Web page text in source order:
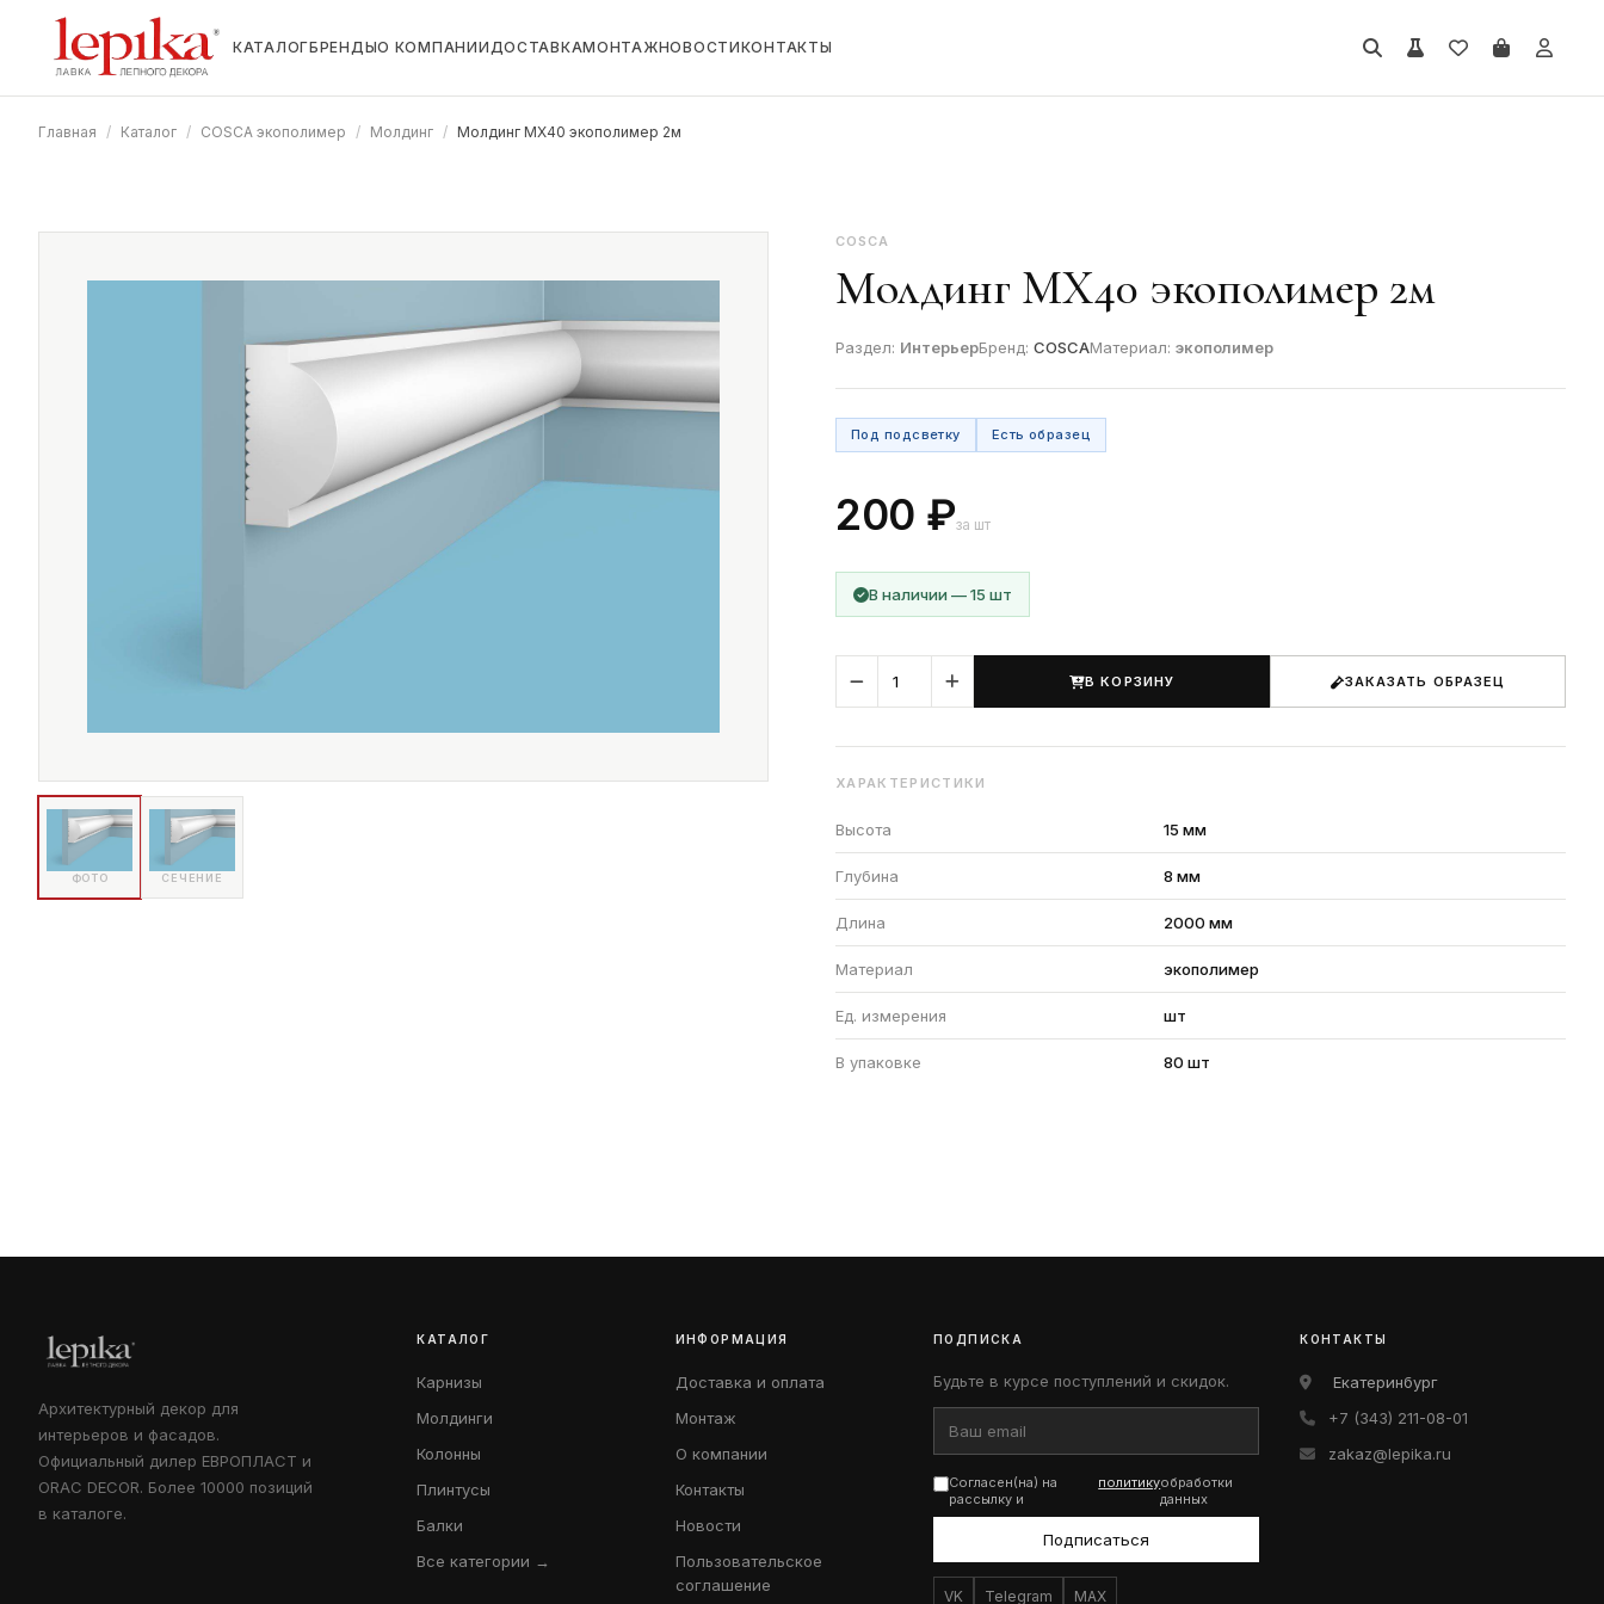
КАТАЛОГБРЕНДЫО КОМПАНИИДОСТАВКАМОНТАЖНОВОСТИКОНТАКТЫ
Главная / Каталог / COSCA экополимер / Молдинг / Молдинг MX40 экополимер 2м
ФОТО СЕЧЕНИЕ
COSCA
Молдинг MX40 экополимер 2м
Раздел: ИнтерьерБренд: COSCAМатериал: экополимер
Под подсветку Есть образец
200 ₽за шт
В наличии — 15 шт
В КОРЗИНУ ЗАКАЗАТЬ ОБРАЗЕЦ
ХАРАКТЕРИСТИКИ
Высота 15 мм
Глубина 8 мм
Длина 2000 мм
Материал экополимер
Ед. измерения шт
В упаковке 80 шт
Архитектурный декор для
интерьеров и фасадов.
Официальный дилер ЕВРОПЛАСТ и
ORAC DECOR. Более 10000 позиций
в каталоге.
КАТАЛОГ
Карнизы
Молдинги
Колонны
Плинтусы
Балки
Все категории →
ИНФОРМАЦИЯ
Доставка и оплата
Монтаж
О компании
Контакты
Новости
Пользовательское
соглашение
ПОДПИСКА
Будьте в курсе поступлений и скидок.
Согласен(на) на
рассылку и
политикуобработки
данных
Подписаться
VK Telegram MAX
КОНТАКТЫ
Екатеринбург
+7 (343) 211-08-01
zakaz@lepika.ru